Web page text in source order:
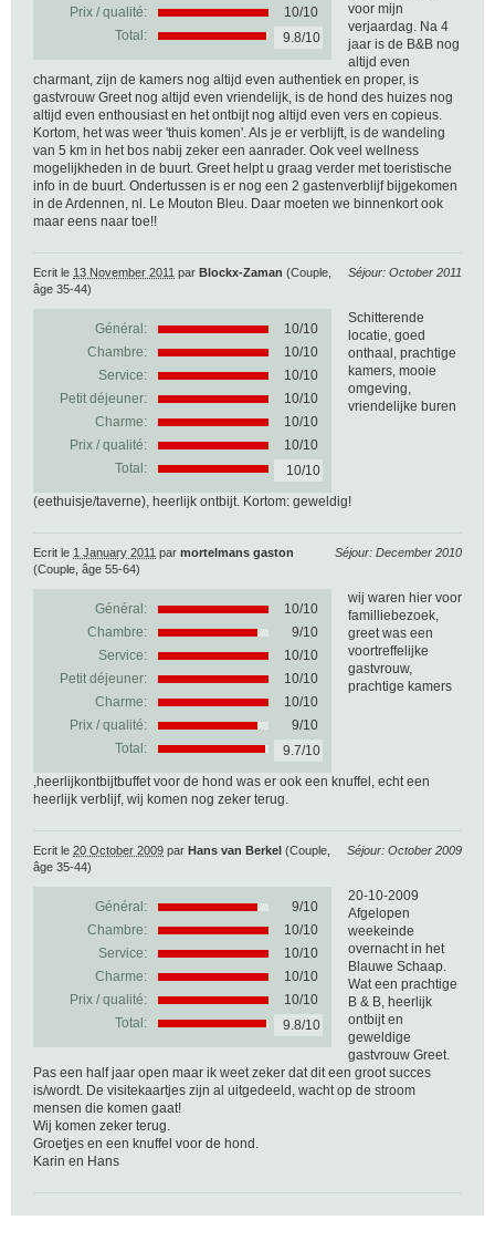
Prix / qualité:
10/10
Total:
9.8/10
voor mijn
verjaardag. Na 4
jaar is de B&B nog
altijd even
charmant, zijn de kamers nog altijd even authentiek en proper, is
gastvrouw Greet nog altijd even vriendelijk, is de hond des huizes nog
altijd even enthousiast en het ontbijt nog altijd even vers en copieus.
Kortom, het was weer 'thuis komen'. Als je er verblijft, is de wandeling
van 5 km in het bos nabij zeker een aanrader. Ook veel wellness
mogelijkheden in de buurt. Greet helpt u graag verder met toeristische
info in de buurt. Ondertussen is er nog een 2 gastenverblijf bijgekomen
in de Ardennen, nl. Le Mouton Bleu. Daar moeten we binnenkort ook
maar eens naar toe!!
Séjour: October 2011
Ecrit le 13 November 2011 par Blockx-Zaman (Couple,
âge 35-44)
Général: 10/10
Chambre:
10/10
Service:
10/10
Petit déjeuner:
10/10
Charme:
10/10
Prix / qualité:
10/10
Total:
10/10
Schitterende
locatie, goed
onthaal, prachtige
kamers, mooie
omgeving,
vriendelijke buren
(eethuisje/taverne), heerlijk ontbijt. Kortom: geweldig!
Séjour: December 2010
Ecrit le 1 January 2011 par mortelmans gaston
(Couple, âge 55-64)
Général: 10/10
Chambre:
9/10
Service:
10/10
Petit déjeuner:
10/10
Charme:
10/10
Prix / qualité:
9/10
Total:
9.7/10
wij waren hier voor
familliebezoek,
greet was een
voortreffelijke
gastvrouw,
prachtige kamers
,heerlijkontbijtbuffetvoor de hond was er ook een knuffel, echt een
heerlijk verblijf, wij komen nog zeker terug.
Séjour: October 2009
Ecrit le 20 October 2009 par Hans van Berkel (Couple,
âge 35-44)
Général: 9/10
Chambre:
10/10
Service:
10/10
Charme:
10/10
Prix / qualité:
10/10
Total:
9.8/10
20-10-2009
Afgelopen
weekeinde
overnacht in het
Blauwe Schaap.
Wat een prachtige
B & B, heerlijk
ontbijt en
geweldige
gastvrouw Greet.
Pas een half jaar open maar ik weet zeker dat dit een groot succes
is/wordt. De visitekaartjes zijn al uitgedeeld, wacht op de stroom
mensen die komen gaat!
Wij komen zeker terug.
Groetjes en een knuffel voor de hond.
Karin en Hans